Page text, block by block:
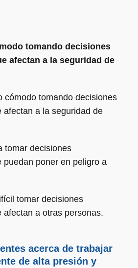
tomando decisiones
afectan a la seguridad de
tomando decisiones
afectan a la seguridad de
tomar decisiones
puedan poner en peligro a
tomar decisiones
afectan a otras personas.
acerca de trabajar
de alta presión y